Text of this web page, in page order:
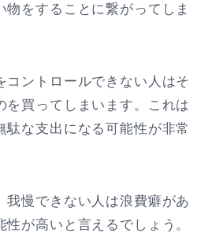
をすることに繋がってしま
コントロールできない人はそ
を買ってしまいます。これは
駄な支出になる可能性が非常
我慢できない人は浪費癖があ
が高いと言えるでしょう。